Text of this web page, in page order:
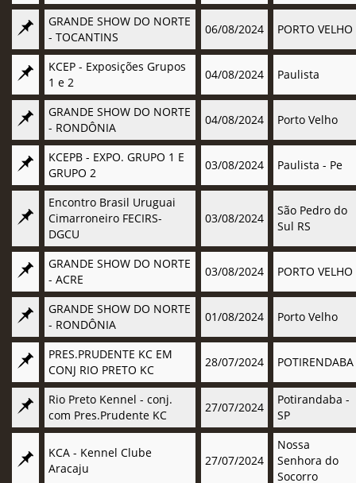
GRANDE SHOW DO NORTE
- TOCANTINS
06/08/2024 PORTO VELHO
KCEP - Exposições Grupos
1 e 2
04/08/2024 Paulista
GRANDE SHOW DO NORTE
- RONDÔNIA
04/08/2024 Porto Velho
KCEPB - EXPO. GRUPO 1 E
GRUPO 2
03/08/2024 Paulista - Pe
Encontro Brasil Uruguai
Cimarroneiro FECIRS-
DGCU
03/08/2024
São Pedro do
Sul RS
GRANDE SHOW DO NORTE
- ACRE
03/08/2024 PORTO VELHO
GRANDE SHOW DO NORTE
- RONDÔNIA
01/08/2024 Porto Velho
PRES.PRUDENTE KC EM
CONJ RIO PRETO KC
28/07/2024 POTIRENDABA
Rio Preto Kennel - conj.
com Pres.Prudente KC
27/07/2024
Potirandaba -
SP
KCA - Kennel Clube
Aracaju
27/07/2024
Nossa
Senhora do
Socorro